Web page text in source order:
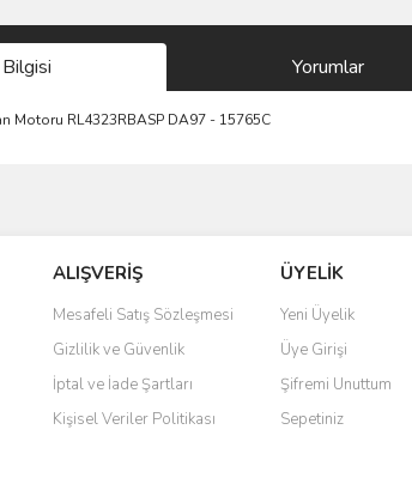
Yorumlar
Motoru RL4323RBASP DA97 - 15765C
bozuk veya görüntülenemiyor.
eksik bilgiler bulunuyor.
hatalar bulunuyor.
daha pahalı.
farklı alternatifler olmalı.
ALIŞVERİŞ
Mesafeli Satış Sözleşmesi
Gizlilik ve Güvenlik
İptal ve İade Şartları
Kişisel Veriler Politikası
ÜYELİK
Yeni Üyelik
Üye Girişi
Şifremi Unuttum
Sepetiniz